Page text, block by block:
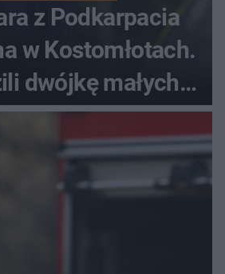
z Podkarpacia
w Kostomłotach.
dwójkę małych
dzieci